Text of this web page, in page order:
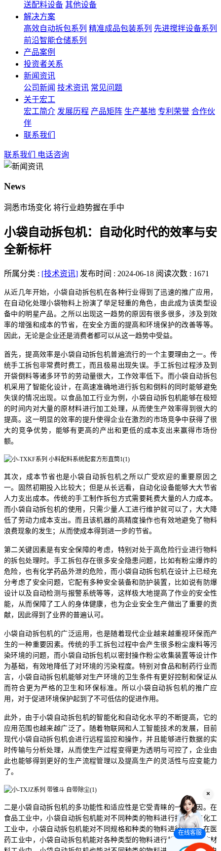
送配料设备 其他设备
解决方案
高效自动拆包系列 精准成品包装系列 先进搅拌设备系列
前沿智能仓储系列
产品案例
投资者关系
新闻资讯
公司新闻 技术资讯 常见问题
关于宏工
宏工简介 发展历程 产品矩阵 生产基地 专利荣誉 合作伙
伴
联系我们
联系我们 电话咨询
News
洞悉市场变化 将行业趋势握在手中
小袋自动拆包机：自动化时代的效率与安
全新标杆
所属分类 : [技术资讯] 发布时间 : 2024-06-18 阅读次数 : 1671
从近几年开始，小袋自动拆包机在各种行业得到了迅速的推广应用，
在自动化处理小袋物料上扮演了举足轻重的角色，由此成为该类型设
备中的明星产品。之所以出现这一趋势的原因有很多很多，涉及到效
率的增强和成本的节省，在安全方面的提高和环境保护的改善等等。
因此，无论是企业还是消费者都可以从这一趋势中受益。
首先，提高效率是小袋自动拆包机普遍流行的一个主要理由之一。传
统手工拆包非常费时费工，而且极易出现失误。手工拆包过程涉及到
开袋倒料等诸多环节的劳动量很大，工作效率低下。而小袋自动拆包
机采用了智能化设计，在高速准确地进行拆包和倒料的同时能够避免
失误的情况出现。以食品加工行业为例，小袋自动拆包机能够在极短
的时间内对大量的原材料进行加工处理，从而使生产效率得到很大的
提高。这一明显的效率的提升使得企业在激烈的市场竞争中获得了很
大的竞争优势，能够有更高的产出和更低的成本支出来赢得市场份
额。
其次，成本节省也是小袋自动拆包机之所以广受欢迎的重要原因之
一。固然初期投入比较大；但是从长远看，自动化设备能够大大节省
人力支出成本。传统的手工制作拆包方式需要耗费大量的人力成本。
而小袋自动拆包机的使用，只需少量人工进行维护就可以了，大大降
低了劳动力成本支出。而且该机器的高精度操作也有效地避免了物料
浪费现象的发生；从而使成本得到进一步的节省。
第二关键因素是有安全保障的考虑，特别对处于高危险行业进行物料
的拆包处理时。手工拆包存在很多安全隐患问题，比如有粉尘爆炸的
危险，也有化学药品外泄的危险，而小袋自动拆包机在设计上已经充
分考虑了安全问题，它配有多种安全装备和防护装置，比如说有防爆
设计以及自动检测与报警系统等等，这样极大地提高了作业的安全性
能，从而保障了工人的身体健康，也为企业安全生产做出了重要的贡
献，因此得到了业界的普遍认可。
小袋自动拆包机的广泛运用，也是随着现代企业越来越重视环保而产
生的一种重要因素。传统的手工拆包过程中会产生很多粉尘废料等污
染环境的问题，而小袋自动拆包机以密封操作粉尘收集装置等设计作
为基础，有效地降低了对环境的污染程度。特别对食品和制药行业而
言，小袋自动拆包机能够对生产环境的卫生条件有更好控制和保证从
而符合更为严格的卫生和环保标准。所以小袋自动拆包机的推广应
用，对于促进环境保护起到了不可低估的促进作用。
此外，由于小袋自动拆包机的智能化和自动化水平的不断提高，它的
应用范围也越来越广泛了。随着物联网和人工智能技术的发展，目前
现代小袋自动拆包机会进行远程监控和操作，并且能够进行数据的实
时传输与分析处理，从而使生产过程变得更为透明与可控了，企业由
此也能够得到更好的生产流程管理以及提高生产的灵活性与应变能力
了。
二是小袋自动拆包机的多功能性和适应性是它受青睐的一个原因。在
食品工业中，小袋自动拆包机能对不同种类的物料进行拆包；在化工
工业中，小袋自动拆包机能对不同规格和种类的物料进行拆包；在医
药工业中，小袋自动拆包机能对各种类型的物料进行拆包；在建筑材
在线客服